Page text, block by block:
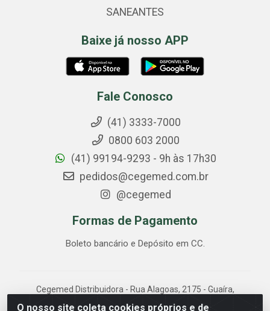
O nosso site coleta cookies próprios e de
SANEANTES
Baixe já nosso APP
Fale Conosco
(41) 3333-7000
0800 603 2000
(41) 99194-9293 - 9h às 17h30
pedidos@cegemed.com.br
@cegemed
Formas de Pagamento
Boleto bancário e Depósito em CC.
Cegemed Distribuidora - Rua Alagoas, 2175 - Guaíra,
Curitiba/PR - CEP 80.630-050 - CNPJ 85.017.994/0001-